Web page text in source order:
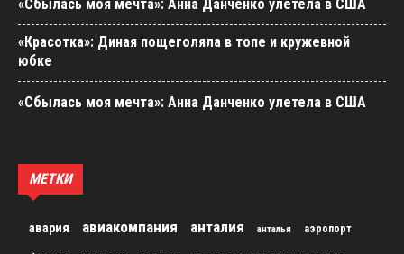
«Сбылась моя мечта»: Анна Данченко улетела в США
«Красотка»: Диная пощеголяла в топе и кружевной
юбке
«Сбылась моя мечта»: Анна Данченко улетела в США
МЕТКИ
авария авиакомпания анталия анталья аэропорт